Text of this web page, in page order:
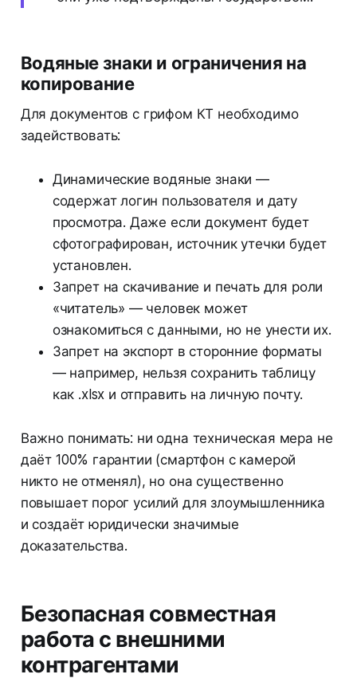
Водяные знаки и ограничения на
копирование
Для документов с грифом КТ необходимо
задействовать:
Динамические водяные знаки —
содержат логин пользователя и дату
просмотра. Даже если документ будет
сфотографирован, источник утечки будет
установлен.
Запрет на скачивание и печать для роли
«читатель» — человек может
ознакомиться с данными, но не унести их.
Запрет на экспорт в сторонние форматы
— например, нельзя сохранить таблицу
как .xlsx и отправить на личную почту.
Важно понимать: ни одна техническая мера не
даёт 100% гарантии (смартфон с камерой
никто не отменял), но она существенно
повышает порог усилий для злоумышленника
и создаёт юридически значимые
доказательства.
Безопасная совместная
работа с внешними
контрагентами